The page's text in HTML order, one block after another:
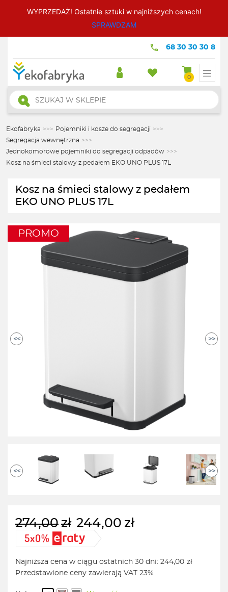
WYPRZEDAŻ! Ostatnie sztuki w najniższych cenach!
SPRAWDZAM
68 30 30 30 8
0
Wyszukiwarka
produktów
Ekofabryka >>> Pojemniki i kosze do segregacji >>>
Segregacja wewnętrzna >>>
Jednokomorowe pojemniki do segregacji odpadów >>>
Kosz na śmieci stalowy z pedałem EKO UNO PLUS 17L
Kosz na śmieci stalowy z pedałem
EKO UNO PLUS 17L
PROMO
<< >>
<< >>
274,00 zł
Pierwotna
cena
wynosiła:
274,00zł.
244,00 zł
Aktualna
cena
wynosi:
244,00zł.
Najniższa cena w ciągu ostatnich 30 dni: 244,00 zł
Przedstawione ceny zawierają VAT 23%